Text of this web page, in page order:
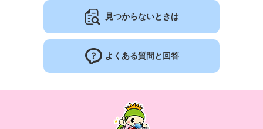
見つからないときは
よくある質問と回答